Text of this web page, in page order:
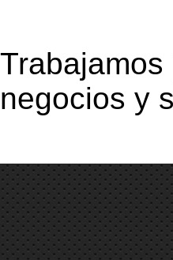
negocios y